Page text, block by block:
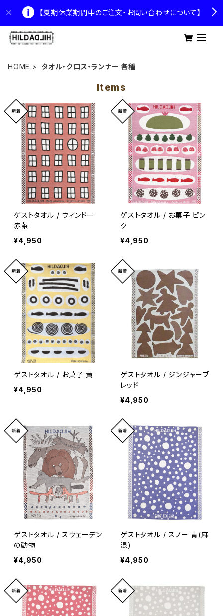
【夏期休業期間中のご注文・お問い合わせについて】
HOME タオル・クロス・ランナー 各種
Items
ゲストタオル / ウィンドー
赤茶
¥4,950
ゲストタオル / お菓子 ピン
ク
¥4,950
ゲストタオル / お菓子 黄
¥4,950
ゲストタオル / ジンジャーブ
レッド
¥4,950
ゲストタオル / スウェーデン
の動物
¥4,950
ゲストタオル / スノー 青(麻
混)
¥4,950